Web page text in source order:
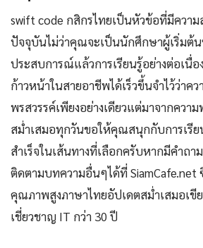
swift code กสิกรไทยเป็นหัวข้อที่มีควา
ปัจจุบันไม่ว่าคุณจะเป็นนักศึกษาผู้เริ่มต้
ประสบการณ์แล้วการเรียนรู้อย่างต่อเนื่
ก้าวหน้าในสายอาชีพได้เร็วขึ้นจำไว้ว่าคว
พรสวรรค์เพียงอย่างเดียวแต่มาจากควา
สม่ำเสมอทุกวันขอให้คุณสนุกกับการเรี
สำเร็จในเส้นทางที่เลือกครับหากมีคำถา
ติดตามบทความอื่นๆได้ที่ SiamCafe.net
คุณภาพสูงภาษาไทยอัปเดตสม่ำเสมอเขี
เชี่ยวชาญ IT กว่า 30 ปี